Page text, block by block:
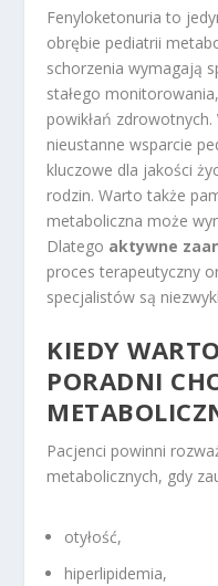
Fenyloketonuria to
obrębie pediatrii
schorzenia wymagają
stałego
powikłań zdrowotnych.
nieustanne wsparcie
kluczowe dla jakości
rodzin. Warto także
metaboliczna może
Dlatego aktywne
proces terapeutyczny
specjalistów są
KIEDY
PORADNI
Pacjenci powinni
metabolicznych, gdy
otyłość,
hiperlipidemia,